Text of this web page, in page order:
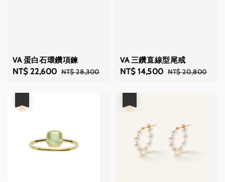
VA 蛋白石環鑽項鍊
Sale
NT$ 22,600 Regular
NT$ 28,300
VA 三鑽直線型尾戒
Sale
NT$ 14,500 Regular
NT$ 20,800